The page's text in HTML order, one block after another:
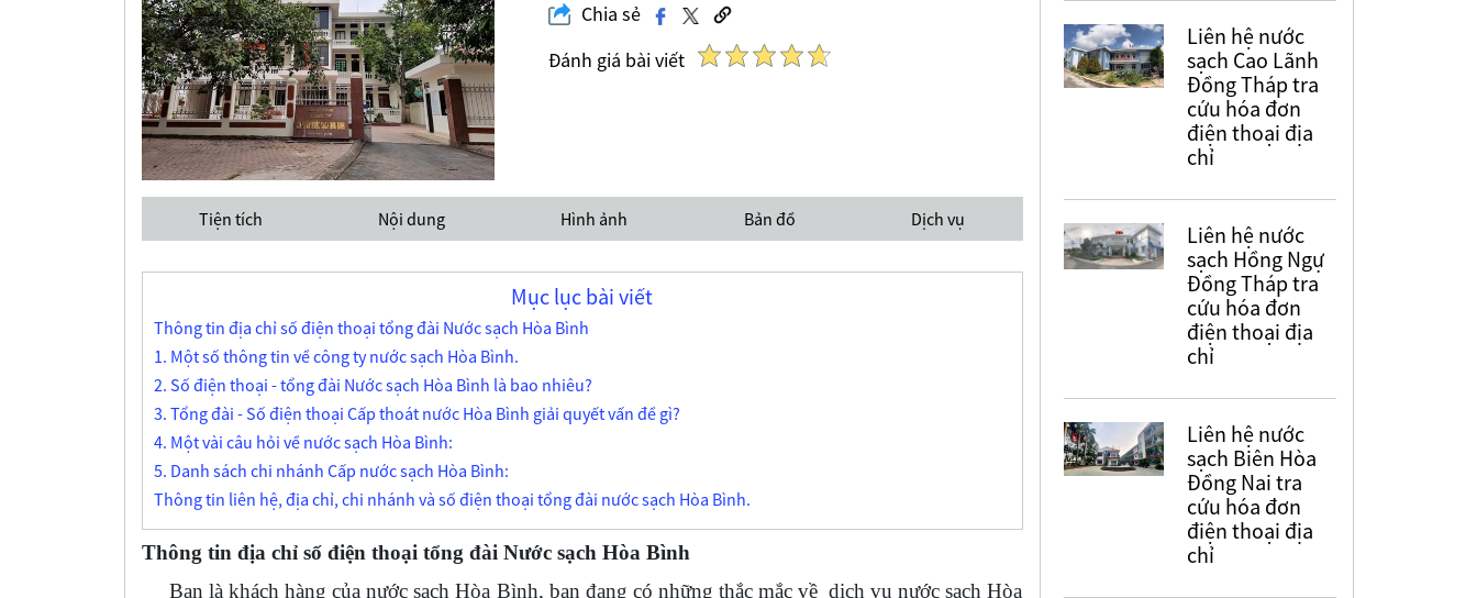
Chia sẻ
Đánh giá bài viết
Tiện tích Nội dung Hình ảnh Bản đồ Dịch vụ
Mục lục bài viết
Thông tin địa chỉ số điện thoại tổng đài Nước sạch Hòa Bình
1. Một số thông tin về công ty nước sạch Hòa Bình.
2. Số điện thoại - tổng đài Nước sạch Hòa Bình là bao nhiêu?
3. Tổng đài - Số điện thoại Cấp thoát nước Hòa Bình giải quyết vấn đề gì?
4. Một vài câu hỏi về nước sạch Hòa Bình:
5. Danh sách chi nhánh Cấp nước sạch Hòa Bình:
Thông tin liên hệ, địa chỉ, chi nhánh và số điện thoại tổng đài nước sạch Hòa Bình.
Thông tin địa chỉ số điện thoại tổng đài Nước sạch Hòa Bình
Bạn là khách hàng của nước sạch Hòa Bình, bạn đang có những thắc mắc về dịch vụ nước sạch Hòa
Liên hệ nước
sạch Cao Lãnh
Đồng Tháp tra
cứu hóa đơn
điện thoại địa
chỉ
Liên hệ nước
sạch Hồng Ngự
Đồng Tháp tra
cứu hóa đơn
điện thoại địa
chỉ
Liên hệ nước
sạch Biên Hòa
Đồng Nai tra
cứu hóa đơn
điện thoại địa
chỉ